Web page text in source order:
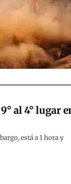
al 4° lugar
está a 1 hora y